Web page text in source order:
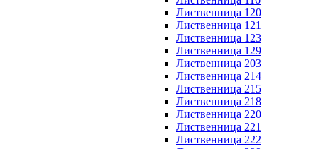
Лиственница 120
Лиственница 121
Лиственница 123
Лиственница 129
Лиственница 203
Лиственница 214
Лиственница 215
Лиственница 218
Лиственница 220
Лиственница 221
Лиственница 222